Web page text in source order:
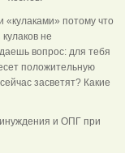
«кулаками» потому что
не
вопрос: для тебя
положительную
засветят? Какие
и ОПГ при